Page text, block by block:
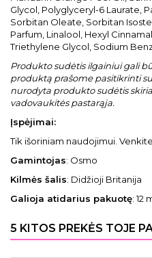
Glycol, Polyglyceryl-6 Laurate,
Sorbitan Oleate, Sorbitan
Parfum, Linalool, Hexyl
Triethylene Glycol, Sodium
Produkto sudėtis ilgainiui gali
produktą prašome pasitikrinti
nurodyta produkto sudėtis
vadovaukitės pastarąja.
Įspėjimai:
Tik išoriniam naudojimui.
Gamintojas: Osmo
Kilmės šalis: Didžioji Britanija
Galioja atidarius pakuotę: 12
5 KITOS PREKĖS TOJE